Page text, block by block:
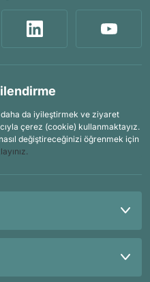
da iyileştirmek ve ziyaret
çerez (cookie) kullanmaktayız.
değiştireceğinizi öğrenmek için